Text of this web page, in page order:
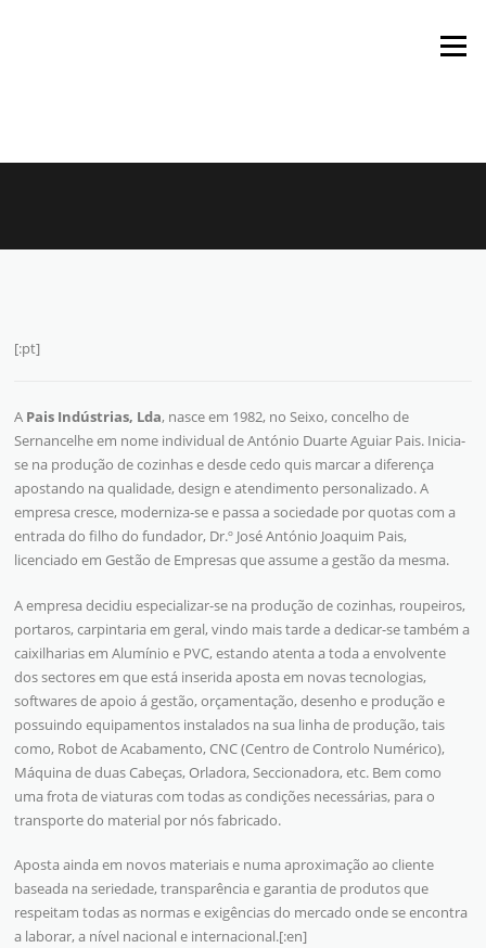
Menu
[:pt]
A Pais Indústrias, Lda, nasce em 1982, no Seixo, concelho de
Sernancelhe em nome individual de António Duarte Aguiar Pais. Inicia-
se na produção de cozinhas e desde cedo quis marcar a diferença
apostando na qualidade, design e atendimento personalizado. A
empresa cresce, moderniza-se e passa a sociedade por quotas com a
entrada do filho do fundador, Dr.º José António Joaquim Pais,
licenciado em Gestão de Empresas que assume a gestão da mesma.
A empresa decidiu especializar-se na produção de cozinhas, roupeiros,
portaros, carpintaria em geral, vindo mais tarde a dedicar-se também a
caixilharias em Alumínio e PVC, estando atenta a toda a envolvente
dos sectores em que está inserida aposta em novas tecnologias,
softwares de apoio á gestão, orçamentação, desenho e produção e
possuindo equipamentos instalados na sua linha de produção, tais
como, Robot de Acabamento, CNC (Centro de Controlo Numérico),
Máquina de duas Cabeças, Orladora, Seccionadora, etc. Bem como
uma frota de viaturas com todas as condições necessárias, para o
transporte do material por nós fabricado.
Aposta ainda em novos materiais e numa aproximação ao cliente
baseada na seriedade, transparência e garantia de produtos que
respeitam todas as normas e exigências do mercado onde se encontra
a laborar, a nível nacional e internacional.[:en]